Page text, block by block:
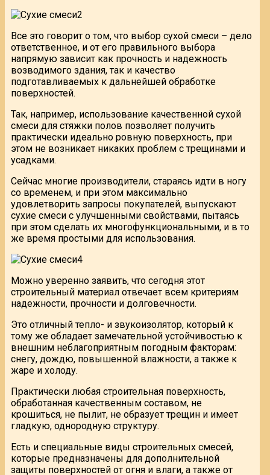
Все это говорит о том, что выбор сухой смеси – дело
ответственное, и от его правильного выбора
напрямую зависит как прочность и надежность
возводимого здания, так и качество
подготавливаемых к дальнейшей обработке
поверхностей.
Так, например, использование качественной сухой
смеси для стяжки полов позволяет получить
практически идеально ровную поверхность, при
этом не возникает никаких проблем с трещинами и
усадками.
Сейчас многие производители, стараясь идти в ногу
со временем, и при этом максимально
удовлетворить запросы покупателей, выпускают
сухие смеси с улучшенными свойствами, пытаясь
при этом сделать их многофункциональными, и в то
же время простыми для использования.
Можно уверенно заявить, что сегодня этот
строительный материал отвечает всем критериям
надежности, прочности и долговечности.
Это отличный тепло- и звукоизолятор, который к
тому же обладает замечательной устойчивостью к
внешним неблагоприятным погодным факторам:
снегу, дождю, повышенной влажности, а также к
жаре и холоду.
Практически любая строительная поверхность,
обработанная качественным составом, не
крошиться, не пылит, не образует трещин и имеет
гладкую, однородную структуру.
Есть и специальные виды строительных смесей,
которые предназначены для дополнительной
защиты поверхностей от огня и влаги, а также от